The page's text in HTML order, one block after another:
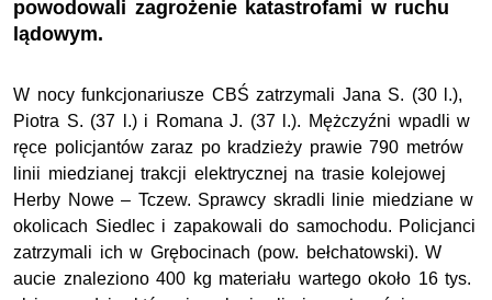
powodowali zagrożenie katastrofami w ruchu
lądowym.
W nocy funkcjonariusze CBŚ zatrzymali Jana S. (30 l.),
Piotra S. (37 l.) i Romana J. (37 l.). Mężczyźni wpadli w
ręce policjantów zaraz po kradzieży prawie 790 metrów
linii miedzianej trakcji elektrycznej na trasie kolejowej
Herby Nowe – Tczew. Sprawcy skradli linie miedziane w
okolicach Siedlec i zapakowali do samochodu. Policjanci
zatrzymali ich w Grębocinach (pow. bełchatowski). W
aucie znaleziono 400 kg materiału wartego około 16 tys.